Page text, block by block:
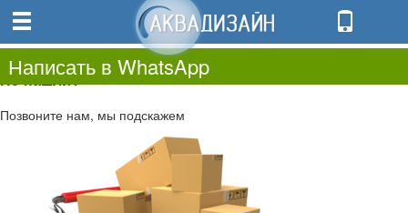
0.00
0
Не нашли?
Позвоните нам, мы подскажем
Написать в WhatsApp